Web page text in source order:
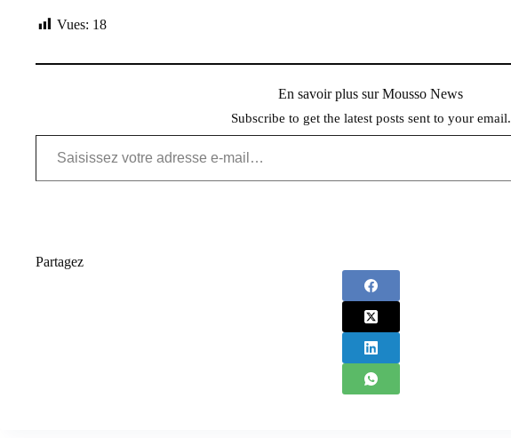
Vues: 18
En savoir plus sur Mousso News
Subscribe to get the latest posts sent to your email.
Saisissez votre adresse e-mail…
Partagez